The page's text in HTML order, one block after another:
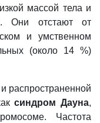
массой тела и
Они отстают от
и умственном
(около 14 %)
распространенной
синдром Дауна,
Частота